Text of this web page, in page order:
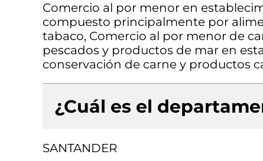
Comercio al por menor en
compuesto principalmente por
tabaco, Comercio al por menor de
pescados y productos de mar en
conservación de carne y productos
¿Cuál es el
SANTANDER